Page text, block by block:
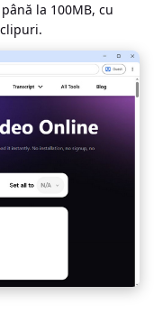
la 100MB, cu